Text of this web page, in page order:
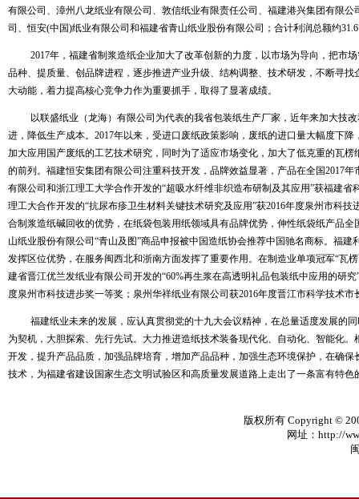
有限公司、漳州八龙纸业有限公司、敦信纸业有限责任公司、福建港兴集团有限
司、恒安(中国)纸业有限公司和福建省青山纸业股份有限公司；合计利润总额约
2017年，福建省制浆造纸企业加大了改革创新的力度，以市场为导向，把市
品种、提质量、创品牌进程，逐步推进产业升级、结构调整、技术研发，不断寻
大动能，着力提高核心竞争力作为重要抓手，取得了显著成绩。
以联盛纸业（龙海）有限公司为代表的我省包装纸生产厂家，近年来加大技
进，降低生产成本。 2017年以来，受进口废纸政策影响，废纸的进口量大幅度下
加大应用国产废纸的工艺技术研究，同时为了适应市场变化，加大了低克重的瓦
的前列。福建恒安集团有限公司注重科技开发，品牌效益显著，产品在全国2017年
有限公司和浙江理工大学合作开发的“超吸水纤维非织造布研制及其应用”获福建
理工大合作开发的“抗尿布疹卫生材料关键技术研究及应用”获2016年度泉州市科技
合制浆造纸碱回收的优势，在纸袋包装用纸领域具有品牌优势，伸性纸袋纸产品全
山纸业股份有限公司“青山及图”商品申报被中国造纸协会推荐中国驰名商标。福
发挥区位优势，在服务闽西北和浙南方面发挥了重要作用。在制造业单项冠军“瓦
建省晋江优兰发纸业有限公司开发的“60%再生浆在高透明礼品包装纸中应用的研
度泉州市科技进步奖一等奖；泉州华祥纸业有限公司获2016年度晋江市科学技术市
福建纸业未来的发展，应认真贯彻党的十九大会议精神，在总量适度发展的
为契机，大胆探索、先行先试。大力推进造纸技术装备现代化、自动化、智能化
开发，提升产品品质，加强品牌培育，增加产品品种，加强生态环境保护，在确
技术，为福建省建设国家生态文明试验区和高质量发展道路上走出了一条富有特
版权所有 Copyright ©
网址：http://